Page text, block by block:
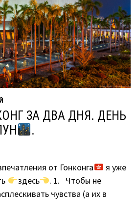
ЗА ДВА ДНЯ. ДЕНЬ
.
от Гонконга
я уже
здесь
. 1. Чтобы не
чувства (а их в